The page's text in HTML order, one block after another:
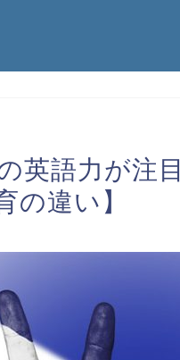
英語力が注
の違い】